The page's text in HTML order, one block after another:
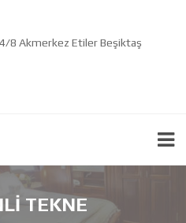
8 Akmerkez Etiler Beşiktaş
TEKNE